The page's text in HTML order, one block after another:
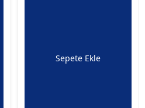
Sepete Ekle